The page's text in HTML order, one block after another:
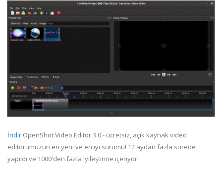
İndir OpenShot Video Editor 3.0 - ücretsiz, açık kaynak video
editörümüzün en yeni ve en iyi sürümü! 12 aydan fazla sürede
yapıldı ve 1000'den fazla iyileştirme içeriyor!